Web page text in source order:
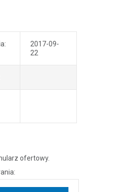
2017-09-
22
ofertowy.